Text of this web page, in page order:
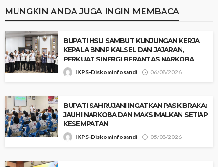
MUNGKIN ANDA JUGA INGIN MEMBACA
‎BUPATI HSU SAMBUT KUNJUNGAN KERJA
KEPALA BNNP KALSEL DAN JAJARAN,
PERKUAT SINERGI BERANTAS NARKOBA
IKPS-Diskominfosandi 06/08/2026
BUPATI SAHRUJANI INGATKAN PASKIBRAKA:
JAUHI NARKOBA DAN MAKSIMALKAN SETIAP
KESEMPATAN
IKPS-Diskominfosandi 05/08/2026